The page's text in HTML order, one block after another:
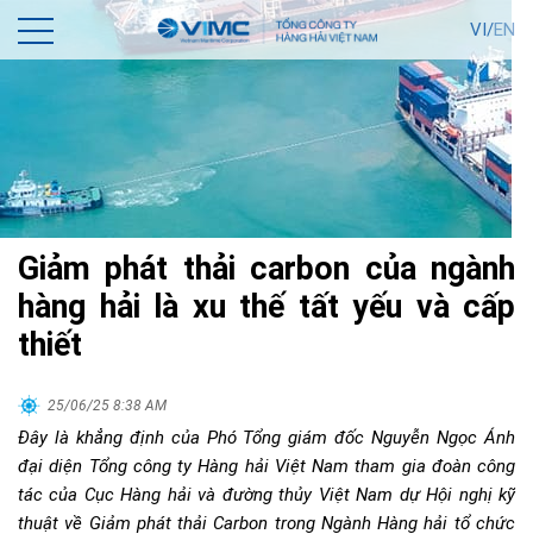
VI/EN
Giảm phát thải carbon của ngành
hàng hải là xu thế tất yếu và cấp
thiết
25/06/25 8:38 AM
Đây là khẳng định của Phó Tổng giám đốc Nguyễn Ngọc Ánh
đại diện Tổng công ty Hàng hải Việt Nam tham gia đoàn công
tác của Cục Hàng hảivà đường thủyViệt Nam dự Hội nghịkỹ
thuật về Giảm phát thải Carbon trong Ngành Hàng hải tổ chức